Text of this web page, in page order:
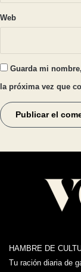
Web
Guarda mi
la próxima vez que
HAMBRE DE
Tu ración diaria de